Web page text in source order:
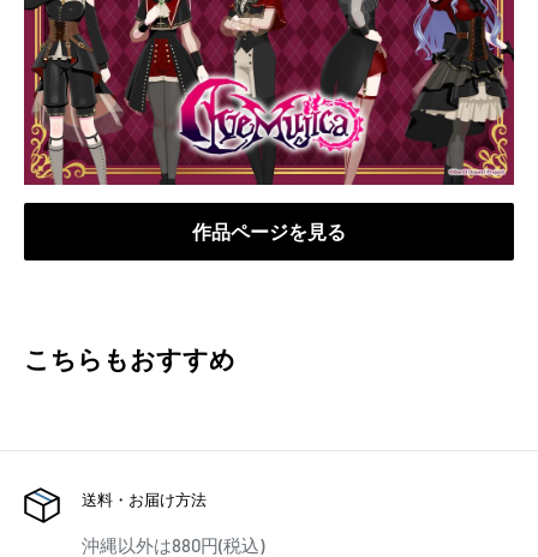
作品ページを見る
こちらもおすすめ
送料・お届け方法
沖縄以外は880円(税込)